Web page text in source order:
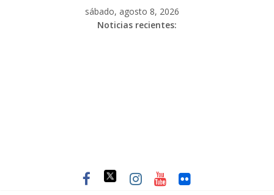
sábado, agosto 8, 2026
Noticias recientes: